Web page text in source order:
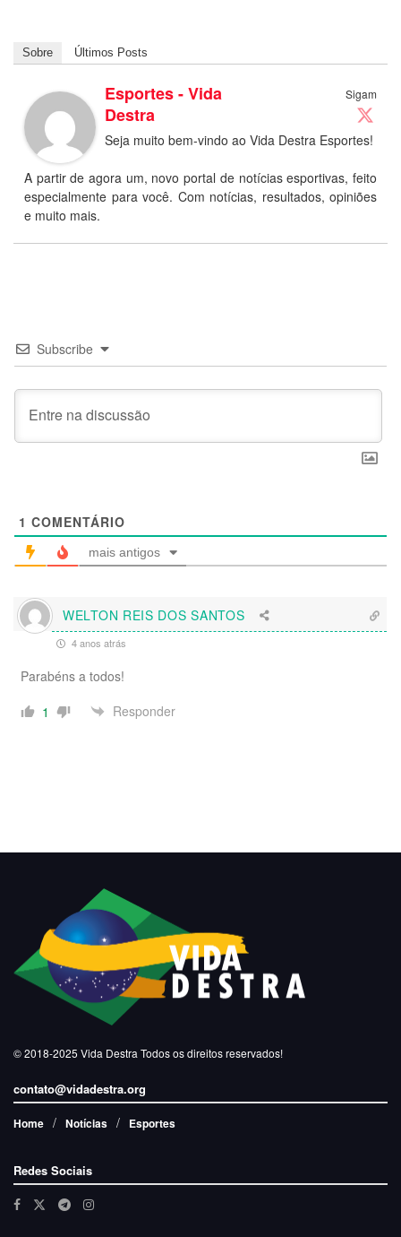
Sobre Últimos Posts
Sigam
Esportes - Vida
Destra
Seja muito bem-vindo ao Vida Destra Esportes!
A partir de agora um, novo portal de notícias esportivas, feito
especialmente para você. Com notícias, resultados, opiniões
e muito mais.
Subscribe
1 COMENTÁRIO
mais antigos
WELTON REIS DOS SANTOS
4 anos atrás
Parabéns a todos!
1
Responder
© 2018-2025 Vida Destra Todos os direitos reservados!
contato@vidadestra.org
Home Notícias Esportes
Redes Sociais